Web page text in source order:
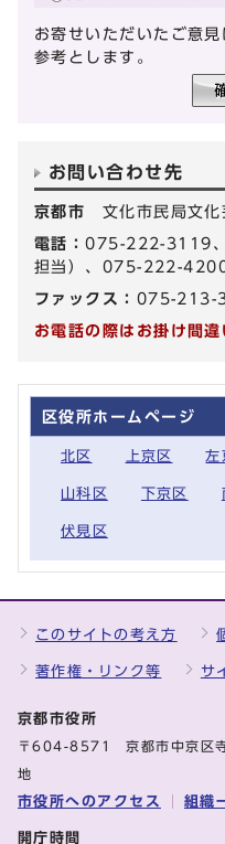
お寄せいただいたご意
参考とします。
お問い合わせ先
京都市 文化市民局文
電話：075-222-3119
担当）、075-222-4200
ファックス： 075-213-
お電話の際はお掛け間
区役所ホームページ
北区 上京区 左
山科区 下京区
伏見区
このサイトの考え方
著作権・リンク等 サ
京都市役所
〒604-8571 京都市中京区
地
市役所へのアクセス 組織
開庁時間